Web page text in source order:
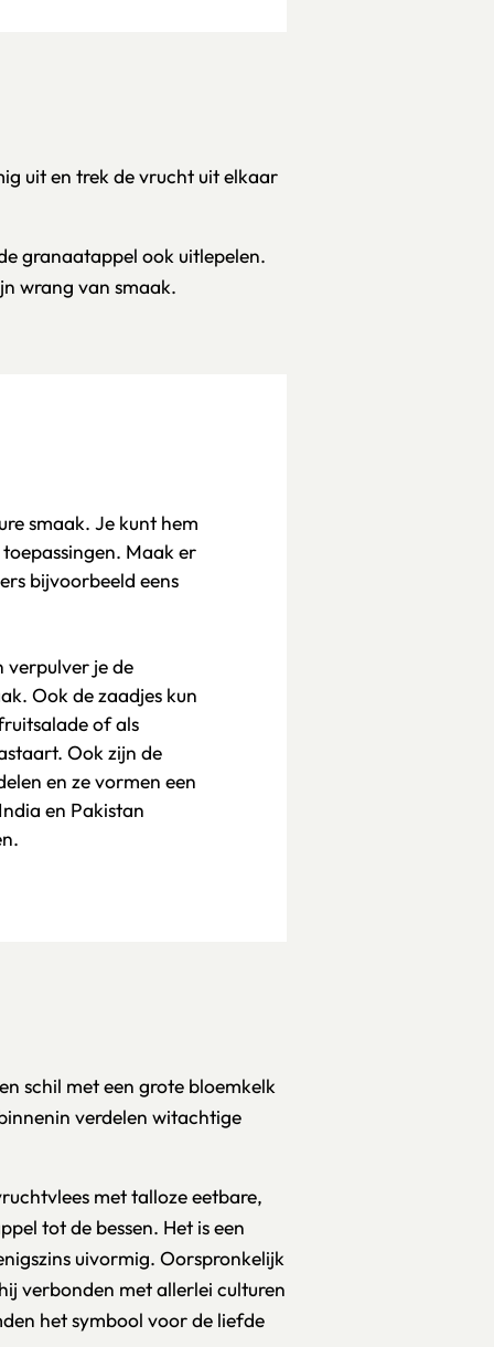
uit en trek de vrucht uit elkaar
granaatappel ook uitlepelen.
wrang van smaak.
smaak. Je kunt hem
Maak er
bijvoorbeeld eens
verpulver je de
Ook de zaadjes kun
of als
Ook zijn de
en ze vormen een
en Pakistan
schil met een grote bloemkelk
verdelen witachtige
met talloze eetbare,
tot de bessen. Het is een
uivormig. Oorspronkelijk
verbonden met allerlei culturen
het symbool voor de liefde